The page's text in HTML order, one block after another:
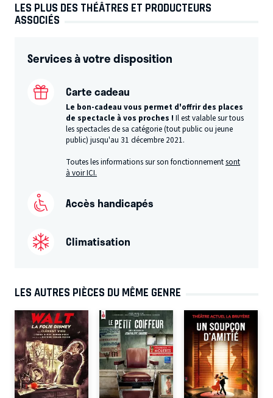
LES PLUS DES THÉÂTRES ET PRODUCTEURS
ASSOCIÉS
Services à votre disposition
Carte cadeau
Le bon-cadeau vous permet d'offrir des places
de spectacle à vos proches ! Il est valable sur tous
les spectacles de sa catégorie (tout public ou jeune
public) jusqu'au 31 décembre 2021.
Toutes les informations sur son fonctionnementsont
à voir ICI.
Accès handicapés
Climatisation
LES AUTRES PIÈCES DU MÊME GENRE